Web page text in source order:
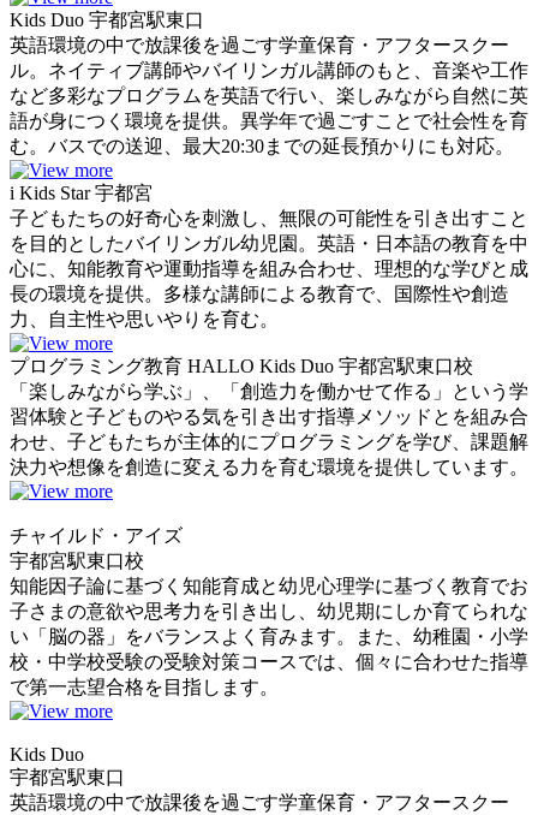
Kids Duo 宇都宮駅東口
英語環境の中で放課後を過ごす学童保育・アフタースクー
ル。ネイティブ講師やバイリンガル講師のもと、音楽や工作
など多彩なプログラムを英語で行い、楽しみながら自然に英
語が身につく環境を提供。異学年で過ごすことで社会性を育
む。バスでの送迎、最大20:30までの延長預かりにも対応。
i Kids Star 宇都宮
子どもたちの好奇心を刺激し、無限の可能性を引き出すこと
を目的としたバイリンガル幼児園。英語・日本語の教育を中
心に、知能教育や運動指導を組み合わせ、理想的な学びと成
長の環境を提供。多様な講師による教育で、国際性や創造
力、自主性や思いやりを育む。
プログラミング教育 HALLO Kids Duo 宇都宮駅東口校
「楽しみながら学ぶ」、「創造力を働かせて作る」という学
習体験と子どものやる気を引き出す指導メソッドとを組み合
わせ、子どもたちが主体的にプログラミングを学び、課題解
決力や想像を創造に変える力を育む環境を提供しています。
チャイルド・アイズ
宇都宮駅東口校
知能因子論に基づく知能育成と幼児心理学に基づく教育でお
子さまの意欲や思考力を引き出し、幼児期にしか育てられな
い「脳の器」をバランスよく育みます。また、幼稚園・小学
校・中学校受験の受験対策コースでは、個々に合わせた指導
で第一志望合格を目指します。
Kids Duo
宇都宮駅東口
英語環境の中で放課後を過ごす学童保育・アフタースクー